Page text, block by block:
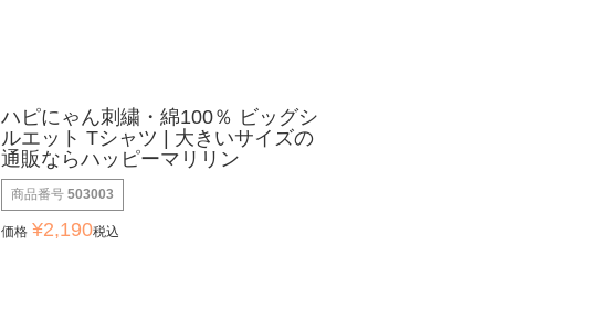
ハピにゃん刺繍・綿100％ ビッグシ
ルエット Tシャツ | 大きいサイズの
通販ならハッピーマリリン
商品番号 503003
価格 ¥2,190税込